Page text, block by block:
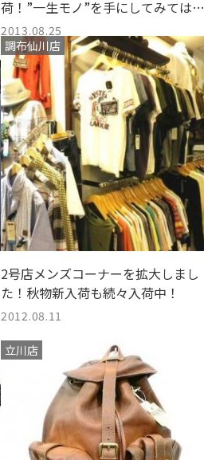
荷！”一生モノ”を手にしてみてはい
かがでしょうか。
2013.08.25
調布仙川店
2号店メンズコーナーを拡大しまし
た！秋物新入荷も続々入荷中！
2012.08.11
立川店